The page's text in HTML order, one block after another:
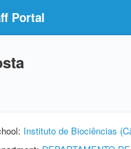
Portal
Instituto de Biociências